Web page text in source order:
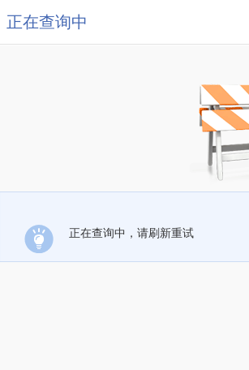
正在查询中
正在查询中，请刷新重试